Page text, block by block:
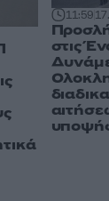
11:59
στις